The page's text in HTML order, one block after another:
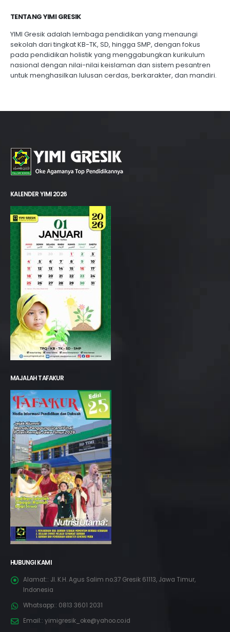
TENTANG YIMI GRESIK
YIMI Gresik adalah lembaga pendidikan yang menaungi
sekolah dari tingkat KB-TK, SD, hingga SMP, dengan fokus
pada pendidikan holistik yang menggabungkan kurikulum
nasional dengan nilai-nilai keislaman dan sistem pesantren
untuk menghasilkan lulusan cerdas, berkarakter, dan mandiri.
KALENDER YIMI 2026
MAJALAH TAFAKUR
HUBUNGI KAMI
Alamat:: Jl. K.H. Agus Salim no.37 Gresik 61113, Jawa Timur,
Indonesia
Whatsapp:: 0813 3601 2031
Email:: yimigresik_oke@yahoo.co.id